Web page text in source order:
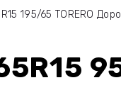
195/65 TORERO